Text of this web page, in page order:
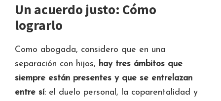
Un acuerdo justo: Cómo
lograrlo
Como abogada, considero que en una
separación con hijos, hay tres ámbitos que
siempre están presentes y que se entrelazan
entre sí: el duelo personal, la coparentalidad y